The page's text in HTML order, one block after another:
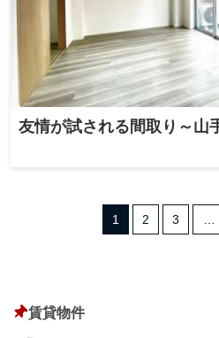
友情が試される間取り～山
1 2 3
賃貸物件